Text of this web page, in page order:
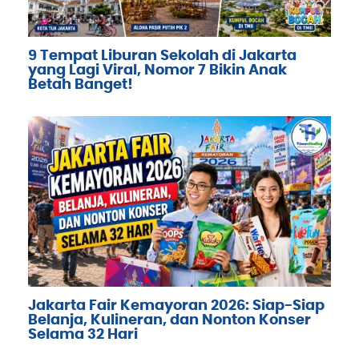
9 Tempat Liburan Sekolah di Jakarta
yang Lagi Viral, Nomor 7 Bikin Anak
Betah Banget!
Jakarta Fair Kemayoran 2026: Siap-Siap
Belanja, Kulineran, dan Nonton Konser
Selama 32 Hari